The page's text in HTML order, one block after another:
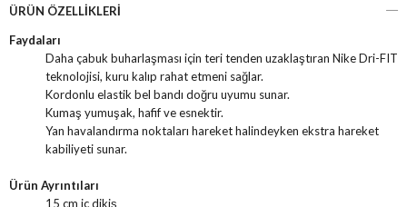
ÜRÜN ÖZELLIKLERI
Faydaları
Daha çabuk buharlaşması için teri tenden uzaklaştıran Nike Dri-FIT
teknolojisi, kuru kalıp rahat etmeni sağlar.
Kordonlu elastik bel bandı doğru uyumu sunar.
Kumaş yumuşak, hafif ve esnektir.
Yan havalandırma noktaları hareket halindeyken ekstra hareket
kabiliyeti sunar.
Ürün Ayrıntıları
15 cm iç dikiş